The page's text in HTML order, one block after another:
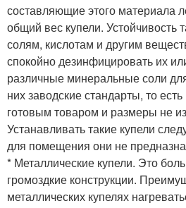
составляющие этого материала
общий вес купели. Устойчивость
солям, кислотам и другим
спокойно дезинфицировать их
различные минеральные соли
них заводские стандарты, то
готовым товаром и размеры не
Устанавливать такие купели
для помещения они не
* Металлические купели. Это
громоздкие конструкции.
металлических купелях